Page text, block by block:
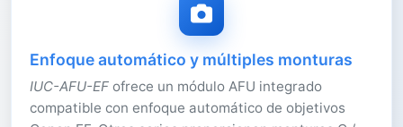
Enfoque automático y múltiples monturas
IUC-AFU-EF ofrece un módulo AFU integrado
compatible con enfoque automático de objetivos